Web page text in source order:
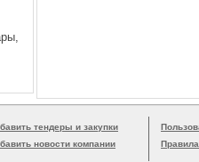
тендеры и закупки
новости компании